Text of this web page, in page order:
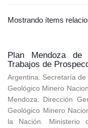
Mostrando ítems
Plan Mendoza de
Trabajos de
Argentina. Secretaría
Geológico Minero
Mendoza. Dirección
Geológico Minero
la Nación. Ministerio